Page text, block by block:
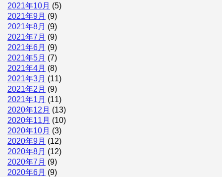
2021年10月 (5)
2021年9月 (9)
2021年8月 (9)
2021年7月 (9)
2021年6月 (9)
2021年5月 (7)
2021年4月 (8)
2021年3月 (11)
2021年2月 (9)
2021年1月 (11)
2020年12月 (13)
2020年11月 (10)
2020年10月 (3)
2020年9月 (12)
2020年8月 (12)
2020年7月 (9)
2020年6月 (9)